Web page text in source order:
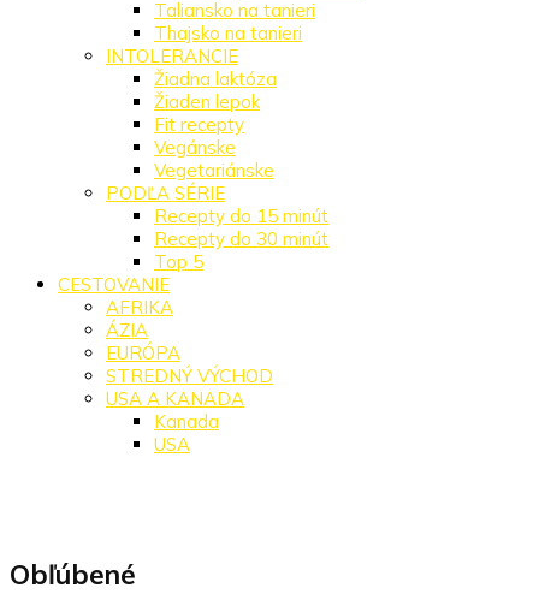
Taliansko na tanieri
Thajsko na tanieri
INTOLERANCIE
Žiadna laktóza
Žiaden lepok
Fit recepty
Vegánske
Vegetariánske
PODĽA SÉRIE
Recepty do 15 minút
Recepty do 30 minút
Top 5
CESTOVANIE
AFRIKA
ÁZIA
EURÓPA
STREDNÝ VÝCHOD
USA A KANADA
Kanada
USA
Obľúbené